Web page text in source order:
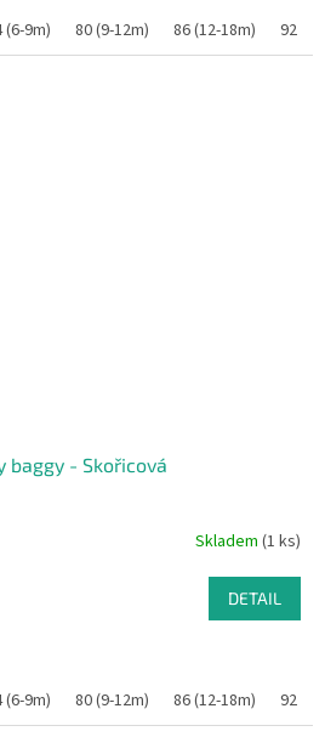
(6-9m) 80 (9-12m) 86 (12-18m) 92
baggy - Skořicová
Skladem (1 ks)
DETAIL
(6-9m) 80 (9-12m) 86 (12-18m) 92